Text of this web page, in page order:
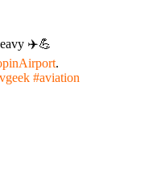
✈️💪
.
#aviation